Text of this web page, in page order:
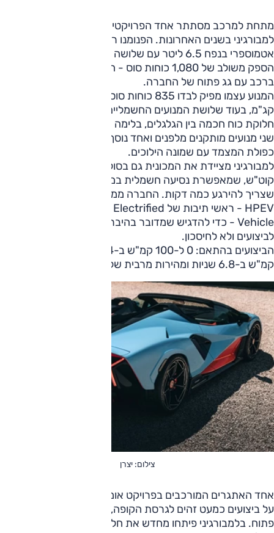
מתחת למרכב מסתתר אחד הפרויקטים השאפתניים ביותר של
אטמוספרי בנפח 6.5 ליטר עם שלושה מנועים חשמליים, ליצירת
הספק משולב של 1,080 כוחות סוס - הנתון הגבוה ביותר אי פעם
ברכב עם גג פתוח של החברה.
קג"מ, בעוד שלושת המנועים החשמליים אחראים בין היתר על
חלוקת כוח חכמה בין הגלגלים, בלימה רגנרטיבית וסיוע בהאצה.
שני מנועים מותקנים מלפנים ואחד נוסף משולב בתיבת ההילוכים
כפולת המצמד עם שמונה הילוכים.
קוט"ש, שמאפשרת נסיעה חשמלית במהירויות נמוכות למי
שצריך להירגע כמה דקות. החברה ממשיכה להשתמש במונח
HPEV - ראשי תיבות של High Performance Electrified
Vehicle - כדי להדגיש שמדובר בהיברידית שנועדה קודם כל
לביצועים ולא לחיסכון.
קמ"ש ב-6.8 שניות ומהירות מרבית של יותר מ-340 קמ"ש.
צילום: יצרן
אחד האתגרים המורכבים בפרויקט אומרים בחברה, היה לשמור
על ביצועים כמעט זהים לגרסת הקופה, למרות המעבר למרכב
פתוח. בלמבורגיני פיתחו מחדש את חלקו העליון של הרכב, כולל